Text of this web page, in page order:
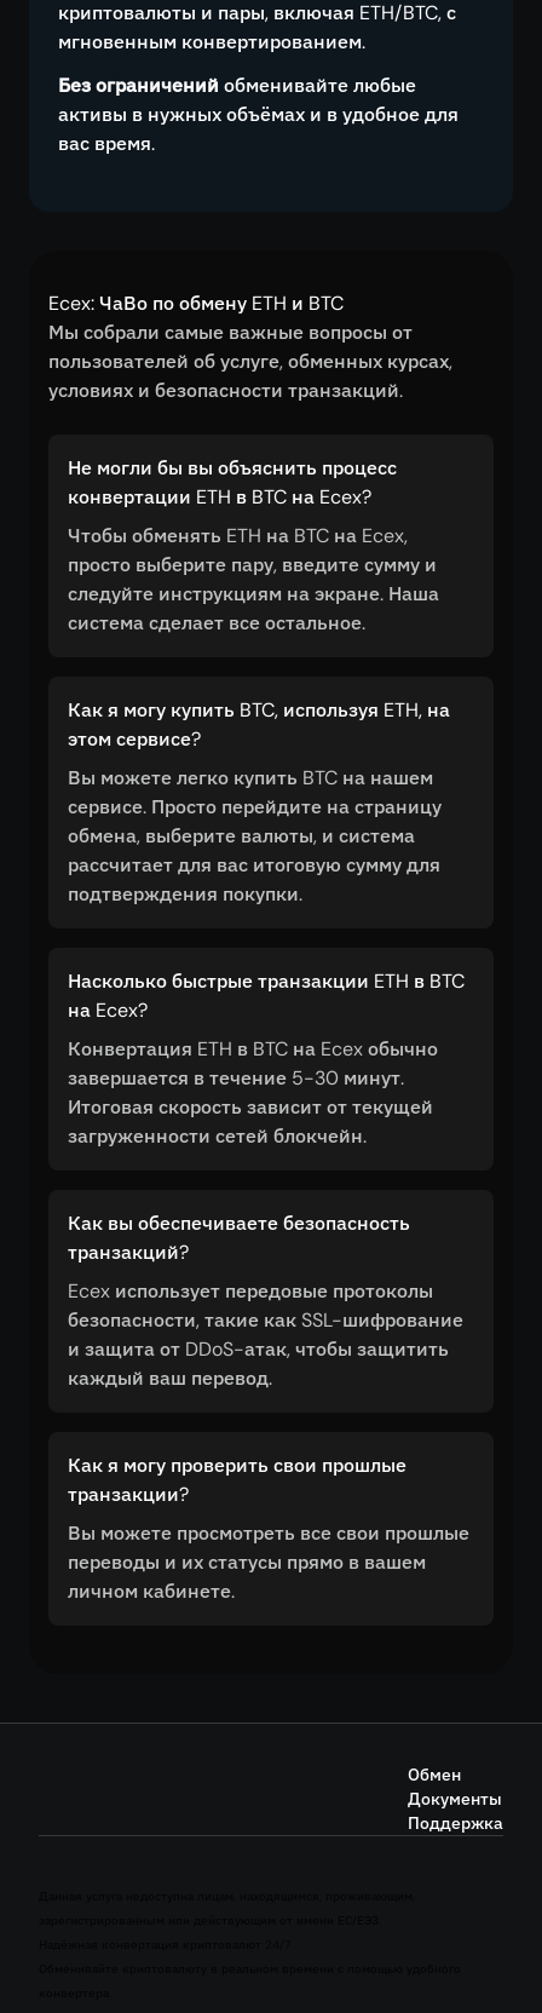
криптовалюты и пары, включая ETH/BTC, с
мгновенным конвертированием.
Без ограничений обменивайте любые
активы в нужных объёмах и в удобное для
вас время.
Ecex: ЧаВо по обмену ETH и BTC
Мы собрали самые важные вопросы от
пользователей об услуге, обменных курсах,
условиях и безопасности транзакций.
Не могли бы вы объяснить процесс
конвертации ETH в BTC на Ecex?
Чтобы обменять ETH на BTC на Ecex,
просто выберите пару, введите сумму и
следуйте инструкциям на экране. Наша
система сделает все остальное.
Как я могу купить BTC, используя ETH, на
этом сервисе?
Вы можете легко купить BTC на нашем
сервисе. Просто перейдите на страницу
обмена, выберите валюты, и система
рассчитает для вас итоговую сумму для
подтверждения покупки.
Насколько быстрые транзакции ETH в BTC
на Ecex?
Конвертация ETH в BTC на Ecex обычно
завершается в течение 5-30 минут.
Итоговая скорость зависит от текущей
загруженности сетей блокчейн.
Как вы обеспечиваете безопасность
транзакций?
Ecex использует передовые протоколы
безопасности, такие как SSL-шифрование
и защита от DDoS-атак, чтобы защитить
каждый ваш перевод.
Как я могу проверить свои прошлые
транзакции?
Вы можете просмотреть все свои прошлые
переводы и их статусы прямо в вашем
личном кабинете.
Обмен
Документы
Поддержка